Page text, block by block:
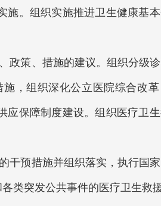
施。组织实施推进卫生健康基
策、措施的建议。组织分级诊
，组织深化公立医院综合改
应保障制度建设。组织医疗卫
预措施并组织落实，执行国
类突发公共事件的医疗卫生救援